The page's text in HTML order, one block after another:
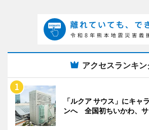
アクセスランキン
「ルクア サウス」にキャ
ンへ 全国初ちいかわ、サ